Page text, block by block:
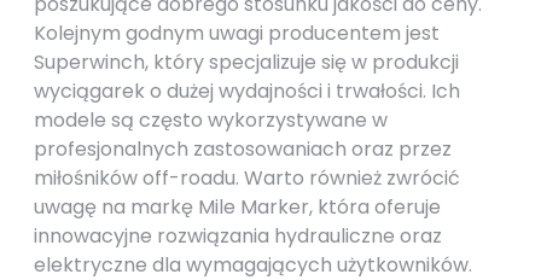
Kolejnym godnym uwagi producentem jest
Superwinch, który specjalizuje się w produkcji
wyciągarek o dużej wydajności i trwałości. Ich
modele są często wykorzystywane w
profesjonalnych zastosowaniach oraz przez
miłośników off-roadu. Warto również zwrócić
uwagę na markę Mile Marker, która oferuje
innowacyjne rozwiązania hydrauliczne oraz
elektryczne dla wymagających użytkowników.